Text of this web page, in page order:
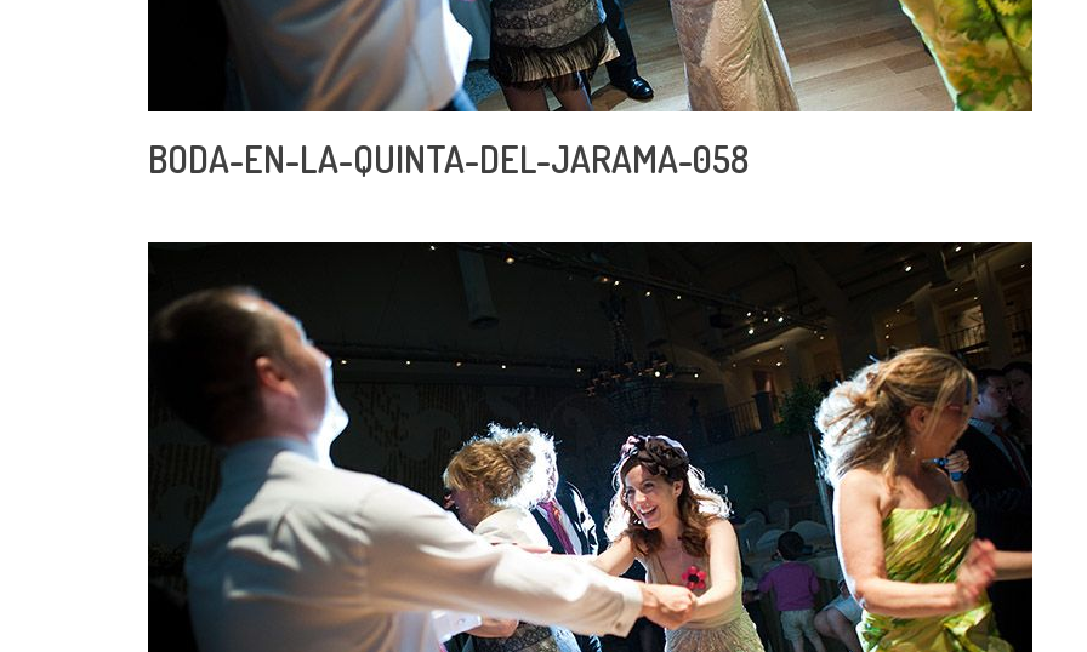
BODA-EN-LA-QUINTA-DEL-JARAMA-058